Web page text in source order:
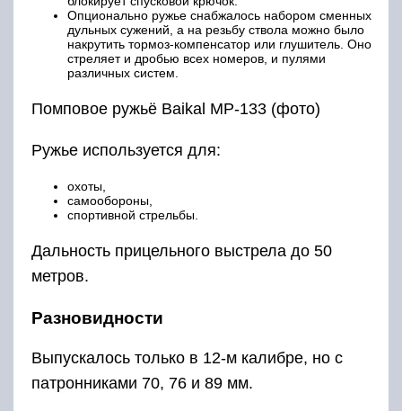
Опционально ружье снабжалось набором сменных
дульных сужений, а на резьбу ствола можно было
накрутить тормоз-компенсатор или глушитель. Оно
стреляет и дробью всех номеров, и пулями
различных систем.
Помповое ружьё Baikal МР-133 (фото)
Ружье используется для:
охоты,
самообороны,
спортивной стрельбы.
Дальность прицельного выстрела до 50
метров.
Разновидности
Выпускалось только в 12-м калибре, но с
патронниками 70, 76 и 89 мм.